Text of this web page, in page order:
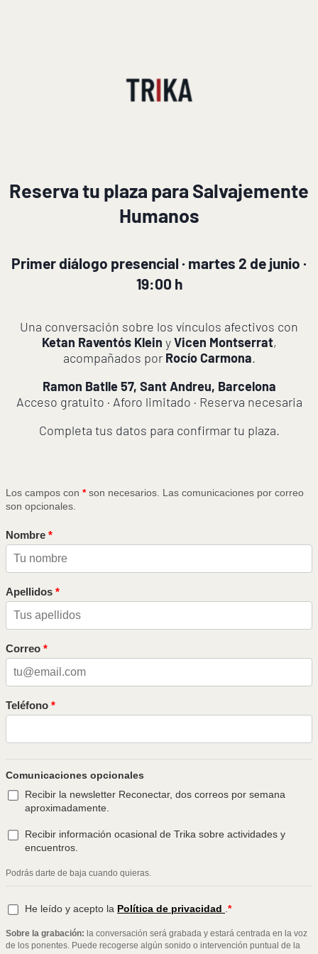
Reserva tu plaza para Salvajemente
Humanos
Primer diálogo presencial · martes 2 de junio ·
19:00 h
Una conversación sobre los vínculos afectivos con
Ketan Raventós Klein yVicen Montserrat,
acompañados por Rocío Carmona.
Ramon Batlle 57, Sant Andreu, Barcelona
Acceso gratuito · Aforo limitado · Reserva necesaria
Completa tus datos para confirmar tu plaza.
Los campos con *son necesarios. Las comunicaciones por correo
son opcionales.
Nombre
Apellidos
Correo
Teléfono
Comunicaciones opcionales
Recibir la newsletter Reconectar, dos correos por semana
aproximadamente.
Recibir información ocasional de Trika sobre actividades y
encuentros.
Podrás darte de baja cuando quieras.
He leído y acepto la Política de privacidad *
Sobre la grabación: la conversación será grabada y estará centrada en la voz
de los ponentes. Puede recogerse algún sonido o intervención puntual de la